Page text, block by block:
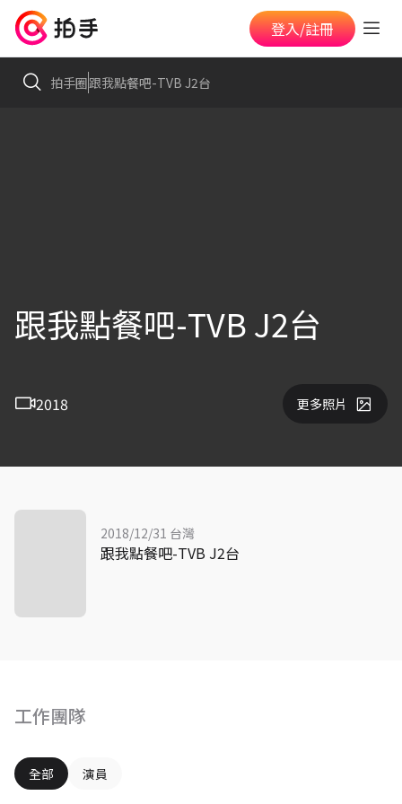
登入/註冊
拍手圈跟我點餐吧-TVB J2台
跟我點餐吧-TVB J2台
2018 更多照片
工作團隊
全部 演員
2018/12/31 台灣
跟我點餐吧-TVB J2台